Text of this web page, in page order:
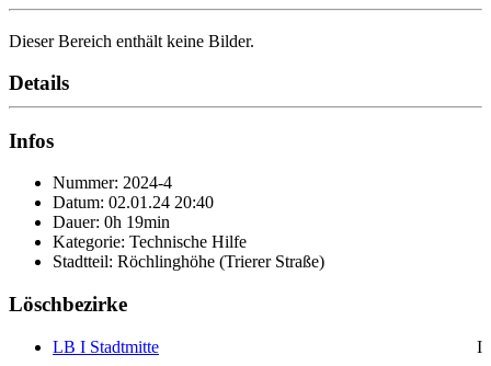
Dieser Bereich enthält keine Bilder.
Details
Infos
Nummer: 2024-4
Datum: 02.01.24 20:40
Dauer: 0h 19min
Kategorie: Technische Hilfe
Stadtteil: Röchlinghöhe (Trierer Straße)
Löschbezirke
LB I Stadtmitte I